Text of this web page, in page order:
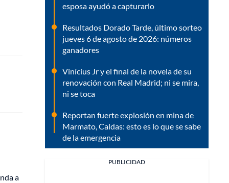
a
esposa ayudó a capturarlo
Resultados Dorado Tarde, último sorteo
jueves 6 de agosto de 2026: números
ganadores
Vinícius Jr y el final de la novela de su
renovación con Real Madrid; ni se mira,
ni se toca
Reportan fuerte explosión en mina de
Marmato, Caldas: esto es lo que se sabe
de la emergencia
PUBLICIDAD